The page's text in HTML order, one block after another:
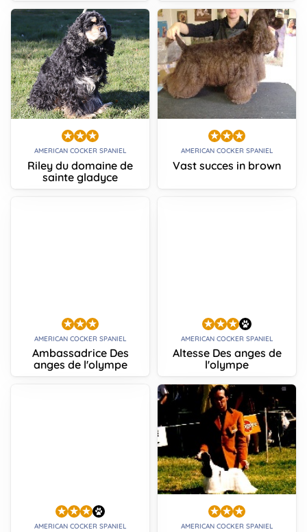
AMERICAN COCKER SPANIEL
Riley du domaine de
sainte gladyce
AMERICAN COCKER SPANIEL
Vast succes in brown
AMERICAN COCKER SPANIEL
Ambassadrice Des
anges de l'olympe
AMERICAN COCKER SPANIEL
Altesse Des anges de
l'olympe
AMERICAN COCKER SPANIEL AMERICAN COCKER SPANIEL